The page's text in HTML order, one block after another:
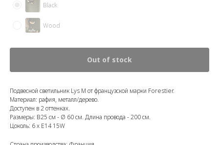
Black
Wood
Out of stock
Подвесной светильник Lys M от французской марки Forestier.
Материал: рафия, металл/дерево.
Доступен в 2 оттенках.
Размеры: В25 см - Ø 60 см. Длина провода - 200 см.
Цоколь: 6 х E14 15W